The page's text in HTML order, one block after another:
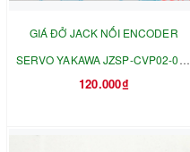
GIÁ ĐỞ JACK NỐI ENCODER
SERVO YAKAWA JZSP-CVP02-05 -
DDK-10
120.000₫